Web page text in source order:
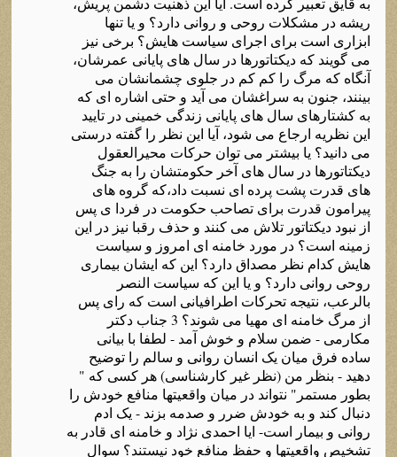
ریشه در مشکلات روحی و روانی دارد؟ و یا تنها
ابزاری است برای اجرای سیاست هایش؟ برخی نیز
می گویند که دیکتاتورها در سال های پایانی عمرشان،
آنگاه که مرگ را کم کم در جلوی چشمانشان می
بینند، جنون به سراغشان می آید و حتی اشاره ای که
به کشتارهای سال های پایانی زندگی خمینی در تایید
این نظریه ارجاع می شود، آیا این نظر را گفته درستی
می دانید؟ یا بیشتر می توان حرکات محیرالعقول
دیکتاتورها در سال های آخر حکومتشان را به جنگ
های قدرت پشت پرده ای نسبت داد،که گروه های
پیرامون قدرت برای تصاحب حکومت در فردا ی پس
از نبود دیکتاتور تلاش می کنند و حذف رقبا نیز در این
زمینه است؟ در مورد خامنه ای امروز و سیاست
هایش کدام نظر مصداق دارد؟ این که ایشان بیماری
روحی روانی دارد؟ و یا این که سیاست النصر
بالرعب، نتیجه تحرکات اطرافیانی است که رای پس
از مرگ خامنه ای مهیا می شوند؟ 3 جناب دکتر
مکارمی - ضمن سلام و خوش آمد - لطفا با بیانی
ساده فرق میان یک انسان روانی و سالم را توضیح
دهید - بنظر من (نظر غیر کارشناسی) هر کسی که "
بطور مستمر" نتواند در میان واقعیتها منافع خودش را
دنبال کند و به خودش ضرر و صدمه بزند - یک ادم
روانی و بیمار است- ایا احمدی نژاد و خامنه ای قادر به
تشخیص واقعیتها و حفظ منافع خود نیستند؟ سوال